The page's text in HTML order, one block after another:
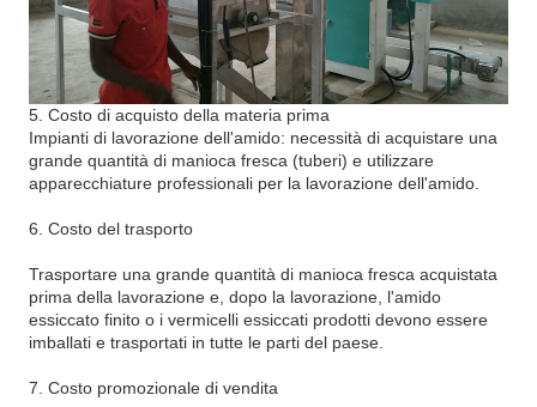
5. Costo di acquisto della materia prima
Impianti di lavorazione dell'amido: necessità di acquistare una
grande quantità di manioca fresca (tuberi) e utilizzare
apparecchiature professionali per la lavorazione dell'amido.
6. Costo del trasporto
Trasportare una grande quantità di manioca fresca acquistata
prima della lavorazione e, dopo la lavorazione, l'amido
essiccato finito o i vermicelli essiccati prodotti devono essere
imballati e trasportati in tutte le parti del paese.
7. Costo promozionale di vendita